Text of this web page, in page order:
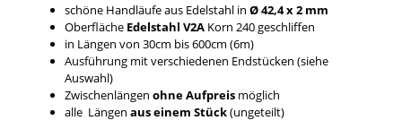
schöne Handläufe aus Edelstahl in Ø 42,4 x 2 mm
Oberfläche Edelstahl V2A Korn 240 geschliffen
in Längen von 30cm bis 600cm (6m)
Ausführung mit verschiedenen Endstücken (siehe
Auswahl)
Zwischenlängen ohne Aufpreis möglich
alle Längen aus einem Stück(ungeteilt)